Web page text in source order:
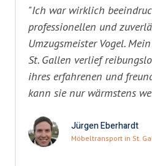
"Ich war wirklich
professionellen und
Umzugsmeister Vogel.
St. Gallen verlief
ihres erfahrenen und
kann sie nur wärmstens
Jürgen Eberhardt
Möbeltransport in St.